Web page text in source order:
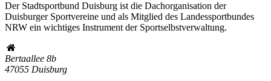
Der Stadtsportbund Duisburg ist die Dachorganisation der
Duisburger Sportvereine und als Mitglied des Landessportbundes
NRW ein wichtiges Instrument der Sportselbstverwaltung.
Bertaallee 8b
47055 Duisburg